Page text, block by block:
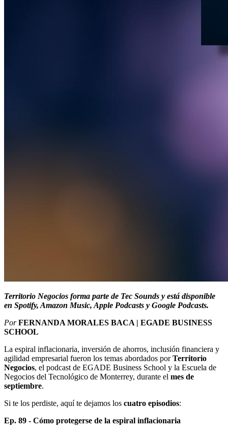
Territorio Negocios forma parte de Tec Sounds y está disponible
en Spotify, Amazon Music, Apple Podcasts y Google Podcasts.
PorFERNANDA MORALES BACA | EGADE BUSINESS
SCHOOL
La espiral inflacionaria, inversión de ahorros, inclusión financiera y
agilidad empresarial fueron los temas abordados porTerritorio
Negocios, el podcast de EGADE Business School y la Escuela de
Negocios del Tecnológico de Monterrey, durante el mes de
septiembre.
Si te los perdiste, aquí te dejamos los cuatro episodios:
Ep. 89 - Cómo protegerse de la espiral inflacionaria